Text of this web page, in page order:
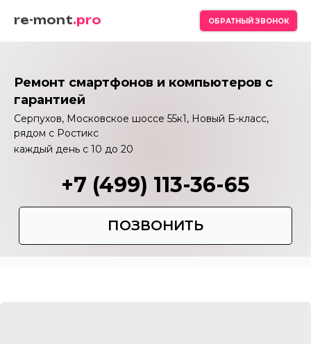
re-mont.pro ОБРАТНЫЙ ЗВОНОК
+7 (499) 113-36-65
каждый день с 10 до 20
Ремонт смартфонов и компьютеров с
гарантией
Серпухов, Московское шоссе 55к1, Новый Б-класс,
рядом с Ростикс
ПОЗВОНИТЬ